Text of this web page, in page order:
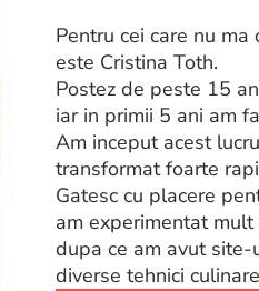
Pentru cei care nu ma
este Cristina Toth.
Postez de peste 15
iar in primii 5 ani am
Am inceput acest
transformat foarte
Gatesc cu placere
am experimentat
dupa ce am avut
diverse tehnici